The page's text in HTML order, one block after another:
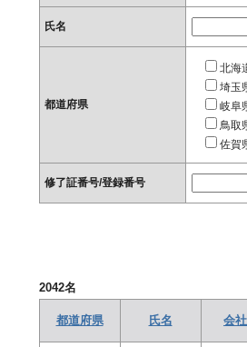
氏名
都道府県
北海
埼玉
岐阜
鳥取
佐賀
修了証番号/登録番号
2042名
都道府県 氏名 会